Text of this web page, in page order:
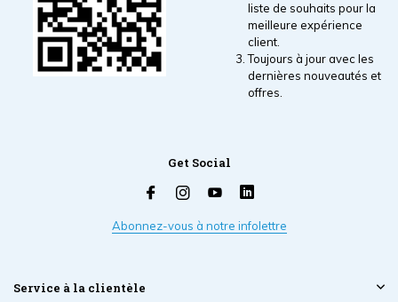
liste de souhaits pour la
meilleure expérience
client.
Toujours à jour avec les
dernières nouveautés et
offres.
Get Social
Abonnez-vous à notre infolettre
Service à la clientèle